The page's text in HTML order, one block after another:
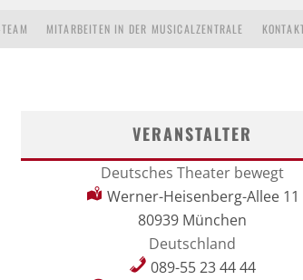
MITARBEITEN IN DER MUSICALZENTRALE
VERANSTALTER
Deutsches Theater bewegt
Werner-Heisenberg-Allee 11
80939 München
Deutschland
089-55 23 44 44